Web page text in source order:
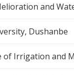
and
Dushanbe
of Irrigation and